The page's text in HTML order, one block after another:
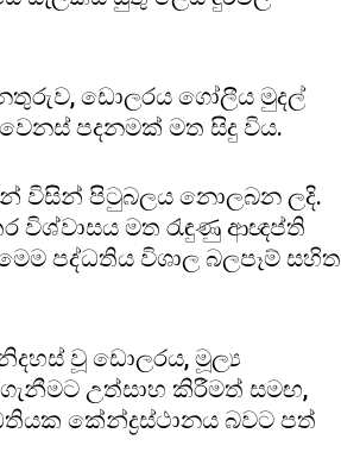
ඩොලරය ගෝලීය මුදල්
පදනමක් මත සිදු විය.
විසින් පිටුබලය නොලබන ලදි.
විශ්වාසය මත රැඳුණු ආඥප්ති
පද්ධතිය විශාල බලපෑම් සහිත
වූ ඩොලරය, මූල්‍ය
උත්සාහ කිරීමත් සමඟ,
කේන්ද්‍රස්ථානය බවට පත්